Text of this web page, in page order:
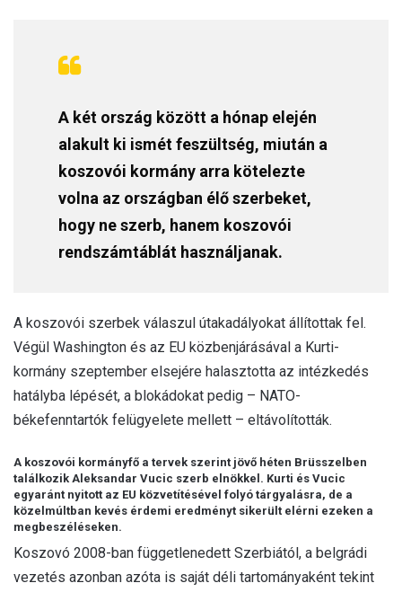
A két ország között a hónap elején
alakult ki ismét feszültség, miután a
koszovói kormány arra kötelezte
volna az országban élő szerbeket,
hogy ne szerb, hanem koszovói
rendszámtáblát használjanak.
A koszovói szerbek válaszul útakadályokat állítottak fel.
Végül Washington és az EU közbenjárásával a Kurti-
kormány szeptember elsejére halasztotta az intézkedés
hatályba lépését, a blokádokat pedig – NATO-
békefenntartók felügyelete mellett – eltávolították.
A koszovói kormányfő a tervek szerint jövő héten Brüsszelben
találkozik Aleksandar Vucic szerb elnökkel. Kurti és Vucic
egyaránt nyitott az EU közvetítésével folyó tárgyalásra, de a
közelmúltban kevés érdemi eredményt sikerült elérni ezeken a
megbeszéléseken.
Koszovó 2008-ban függetlenedett Szerbiától, a belgrádi
vezetés azonban azóta is saját déli tartományaként tekint